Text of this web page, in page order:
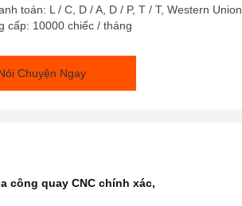
toán: L / C, D / A, D / P, T / T, Western Union,
cấp: 10000 chiếc / tháng
Chuyện Ngay
công quay CNC chính xác,